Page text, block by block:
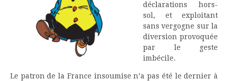
déclarations hors-
sol, et exploitant
sans vergogne sur la
diversion provoquée
par le geste
imbécile.
Le patron de la France insoumise n’a pas été le dernier à